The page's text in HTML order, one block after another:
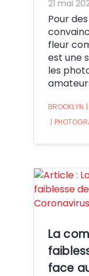
21 mai
Pour
fleur
est une
les
BROOKLYN |
|
La
face